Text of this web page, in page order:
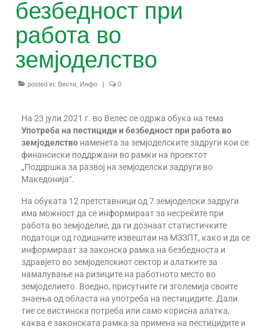
Зошто ЗЗ?
Настани
За проектот
Правна рамка за земјоделски задруги
Зајакнати капацитети на чадор
организацијата
Зголемување на свеста за придобивки
од задругарство
Техничка и финансиска поддршка за
развој на земјоделски задруги
За спроведувачите
За тимот
Можности за поддршка
безбедност при
работа во
земјоделство
posted in: Вести Инфо | 0
На 23 јули 2021 г. во Велес се одржа обука на тема
Употреба на пестициди и безбедност при работа во
земјоделство наменета за земјоделските задруги кои се
финансиски поддржани во рамки на проектот
„Поддршка за развој на земјоделски задруги во
Македонија“.
На обуката 12 претставници од 7 земјоделски задруги
има можност да се информираат за несреќите при
работа во земјоделие, да ги дознаат статистичките
податоци од годишните извештаи на МЗЗПТ, како и да се
информираат за законска рамка на безбедноста и
здравјето во земјоделскиот сектор и алатките за
намалување на ризиците на работното место во
земјоделието. Воедно, присутните ги зголемија своите
знаења од областа на употреба на пестицидите. Дали
тие се вистинска потреба или само корисна алатка,
каква е законската рамка за примена на пестицидите и